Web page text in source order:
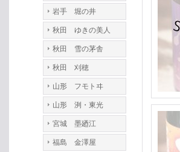
岩手 堀の井
秋田 ゆきの美人
秋田 雪の茅舎
秋田 刈穂
山形 フモトヰ
山形 洌・東光
宮城 墨廼江
福島 金澤屋